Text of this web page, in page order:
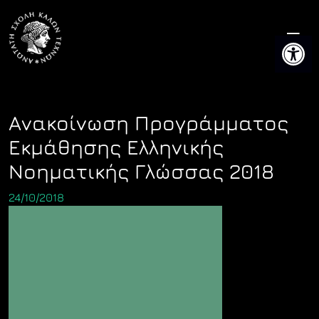
content
Ανακοίνωση Προγράμματος
Εκμάθησης Ελληνικής
Νοηματικής Γλώσσας 2018
24/10/2018